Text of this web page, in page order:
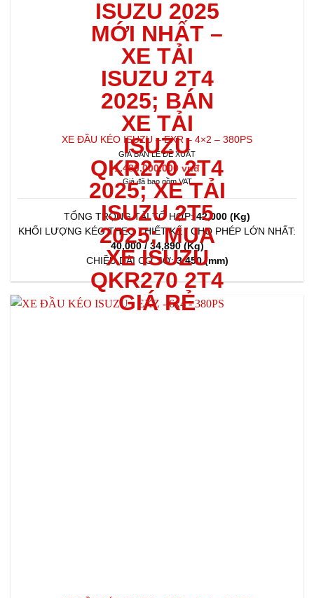
XE ĐẦU KÉO ISUZU – EXR – 4×2 – 380PS
GIÁ BÁN LẺ ĐỀ XUẤT
1.480.000.000 vnđ
Giá đã bao gồm VAT
TỔNG TRỌNG TẢI TỔ HỢP: 42,000 (Kg)
KHỐI LƯỢNG KÉO THEO THIẾT KẾ / CHO PHÉP LỚN NHẤT:
40,000 / 34,890 (Kg)
CHIỀU DÀI CƠ SỞ:3,450 (mm)